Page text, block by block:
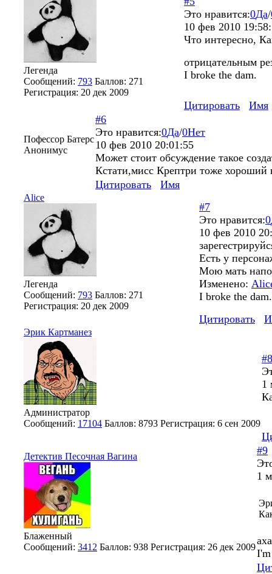
Легенда
Сообщений: 793 Баллов: 271
Регистрация: 20 дек 2009
Это нравится:0Да/
10 фев 2010
Что интересно,
отрицательным
I broke the dam.
Цитировать Имя
Пофессор Батерс
Анонимус
#6
Это нравится:0Да/0Нет
10 фев 2010 20:01:55
Может стоит обсуждение такое
Кстати,мисс Крептри тоже
Цитировать
Имя
Alice
Легенда
Сообщений: 793 Баллов: 271
Регистрация: 20 дек 2009
#7
Это нравится:0
10 фев 2010
Есть у
Мою мать
Изменено:
I broke the dam.
Цитировать
Эрик Картманез
Администратор
Сообщений: 17104 Баллов: 8793 Регистрация: 6 сен 2009
#8
1
Детектив Песочная Вагина
Блаженный
Сообщений: 3412 Баллов: 938 Регистрация: 26 дек 2009
#9
1